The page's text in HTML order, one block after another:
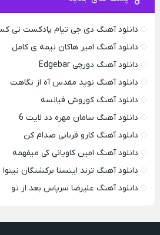
دانلود آهنگ دی جی تیام پادکست تی
دانلود آهنگ امیر هاکان نیمه ی کامل
دانلود آهنگ دورچی Edgebar
دانلود آهنگ نوید مقدس آه از نگاهت
دانلود آهنگ کوروش فیانسه
دانلود آهنگ سامان مهره دد لایت 6
دانلود آهنگ کارو قربانی صدام کن
دانلود آهنگ امین کاویانی کی میفهمه
دانلود آهنگ ترند اینستا برکشتگان نینوا
دانلود آهنگ علیرضا سرپاس بعد از تو